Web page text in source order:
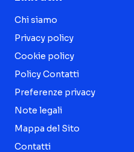
Chi siamo
Privacy policy
Cookie policy
Policy Contatti
Preferenze privacy
Note legali
Mappa del Sito
Contatti